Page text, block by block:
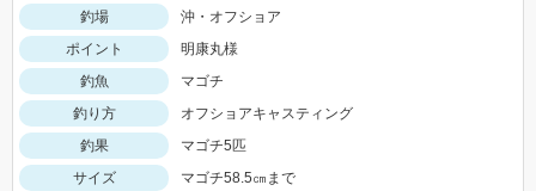
釣場
沖・オフショア
ポイント
明康丸様
釣魚
マゴチ
釣り方
オフショアキャスティング
釣果
マゴチ5匹
サイズ
マゴチ58.5㎝まで